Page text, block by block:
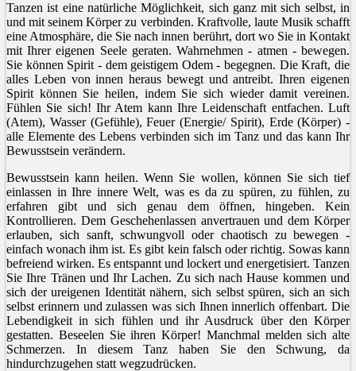
Tanzen ist eine natürliche Möglichkeit, sich ganz mit sich selbst, in
und mit seinem Körper zu verbinden. Kraftvolle, laute Musik schafft
eine Atmosphäre, die Sie nach innen berührt, dort wo Sie in Kontakt
mit Ihrer eigenen Seele geraten. Wahrnehmen - atmen - bewegen.
Sie können Spirit - dem geistigem Odem - begegnen. Die Kraft, die
alles Leben von innen heraus bewegt und antreibt. Ihren eigenen
Spirit können Sie heilen, indem Sie sich wieder damit vereinen.
Fühlen Sie sich! Ihr Atem kann Ihre Leidenschaft entfachen. Luft
(Atem), Wasser (Gefühle), Feuer (Energie/ Spirit), Erde (Körper) -
alle Elemente des Lebens verbinden sich im Tanz und das kann Ihr
Bewusstsein verändern.
Bewusstsein kann heilen. Wenn Sie wollen, können Sie sich tief
einlassen in Ihre innere Welt, was es da zu spüren, zu fühlen, zu
erfahren gibt und sich genau dem öffnen, hingeben. Kein
Kontrollieren. Dem Geschehenlassen anvertrauen und dem Körper
erlauben, sich sanft, schwungvoll oder chaotisch zu bewegen -
einfach wonach ihm ist. Es gibt kein falsch oder richtig. Sowas kann
befreiend wirken. Es entspannt und lockert und energetisiert. Tanzen
Sie Ihre Tränen und Ihr Lachen. Zu sich nach Hause kommen und
sich der ureigenen Identität nähern, sich selbst spüren, sich an sich
selbst erinnern und zulassen was sich Ihnen innerlich offenbart. Die
Lebendigkeit in sich fühlen und ihr Ausdruck über den Körper
gestatten. Beseelen Sie ihren Körper! Manchmal melden sich alte
Schmerzen. In diesem Tanz haben Sie den Schwung, da
hindurchzugehen statt wegzudrücken.